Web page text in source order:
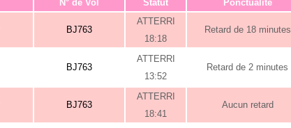
N° de Vol Statut Ponctualité
BJ763
ATTERRI
18:18
Retard de 18 minutes
BJ763
ATTERRI
13:52
Retard de 2 minutes
BJ763
ATTERRI
18:41
Aucun retard